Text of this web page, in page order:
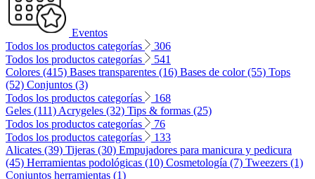
Eventos
Todos los productos categorías
306
Todos los productos categorías
541
Colores (415) Bases transparentes (16) Bases de color (55) Tops
(52) Conjuntos (3)
Todos los productos categorías
168
Geles (111) Acrygeles (32) Tips & formas (25)
Todos los productos categorías
76
Todos los productos categorías
133
Alicates (39) Tijeras (30) Empujadores para manicura y pedicura
(45) Herramientas podológicas (10) Cosmetología (7) Tweezers (1)
Conjuntos herramientas (1)